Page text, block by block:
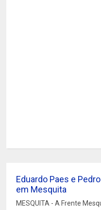
Eduardo Paes e
em Mesquita
MESQUITA - A Frente